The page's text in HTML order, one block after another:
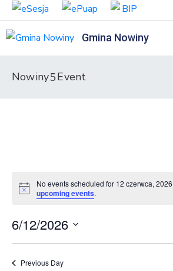
Gmina Nowiny
Zespół
Placówek
Integracyjnych
Nowiny Event
No events scheduled for 12 czerwca,
upcoming events.
6/12/2026
Select
date.Previous Day